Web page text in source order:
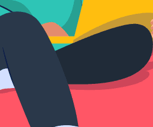
des